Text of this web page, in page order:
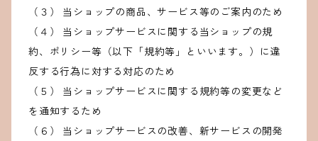
（３） 当ショップの商品、サービス等のご案内のため
（４） 当ショップサービスに関する当ショップの規
約、ポリシー等（以下「規約等」といいます。）に違
反する行為に対する対応のため
（５） 当ショップサービスに関する規約等の変更など
を通知するため
（６） 当ショップサービスの改善、新サービスの開発